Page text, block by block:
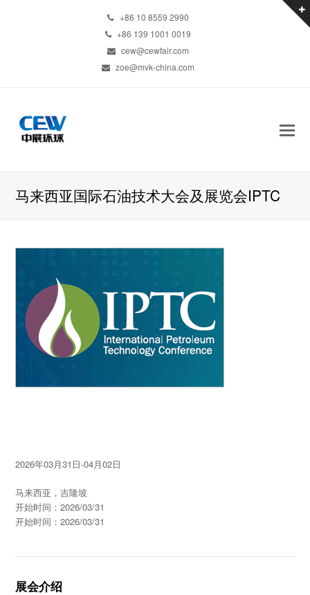
+86 10 8559 2990
+86 139 1001 0019
cew@cewfair.com
zoe@mvk-china.com
马来西亚国际石油技术大会及展览会IPTC
2026年03月31日-04月02日
马来西亚，吉隆坡
开始时间：2026/03/31
开始时间：2026/03/31
展会介绍